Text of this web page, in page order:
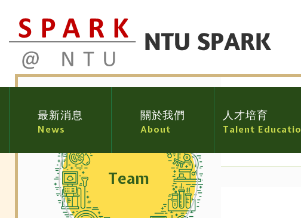
最新消息
News
關於我們
About
人才培育
Talent
Team
研究